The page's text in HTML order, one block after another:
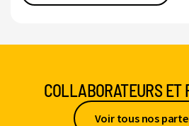
COLLABORATEURS ET
Voir tous nos